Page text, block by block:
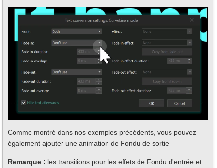
Comme montré dans nos exemples précédents, vous pouvez
également ajouter une animation de Fondu de sortie.
Remarque : les transitions pour les effets de Fondu d'entrée et